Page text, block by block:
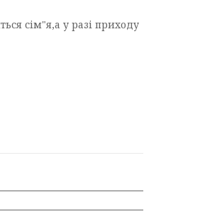
сім"я,а у разі приходу